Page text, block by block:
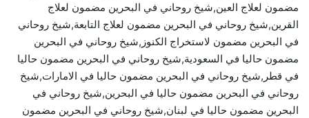
مضمون لعلاج العين,شيخ روحاني في البحرين مضمون لعلاج
القرين,شيخ روحاني في البحرين مضمون لعلاج التابعة,شيخ روحاني
في البحرين مضمون لاستخراج الكنوز,شيخ روحاني في البحرين
مضمون حاليا في السعودية,شيخ روحاني في البحرين مضمون حاليا
في قطر,شيخ روحاني في البحرين مضمون حاليا في الامارات,شيخ
روحاني في البحرين مضمون حاليا في البحرين,شيخ روحاني في
البحرين مضمون حاليا في لبنان,شيخ روحاني في البحرين مضمون